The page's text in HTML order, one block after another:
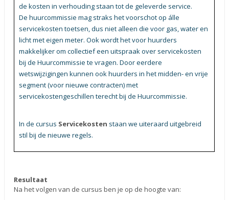
de kosten in verhouding staan tot de geleverde service.
De huurcommissie mag straks het voorschot op álle
servicekosten toetsen, dus niet alleen die voor gas, water en
licht met eigen meter. Ook wordt het voor huurders
makkelijker om collectief een uitspraak over servicekosten
bij de Huurcommissie te vragen. Door eerdere
wetswijzigingen kunnen ook huurders in het midden- en vrije
segment (voor nieuwe contracten) met
servicekostengeschillen terecht bij de Huurcommissie.
In de cursus Servicekosten staan we uiteraard uitgebreid
stil bij de nieuwe regels.
Resultaat
Na het volgen van de cursus ben je op de hoogte van: